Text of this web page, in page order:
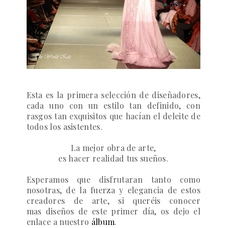
Esta es la primera selección de diseñadores,
cada uno con un estilo tan definido, con
rasgos tan exquisitos que hacían el deleite de
todos los asistentes.
La mejor obra de arte,
es hacer realidad tus sueños.
Esperamos que disfrutaran tanto como
nosotras, de la fuerza y elegancia de estos
creadores de arte, si queréis conocer
mas diseños de este primer día, os dejo el
enlace a nuestro álbum.